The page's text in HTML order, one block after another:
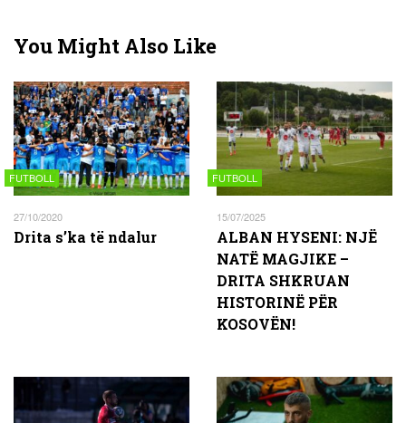
You Might Also Like
FUTBOLL
27/10/2020
Drita s’ka të ndalur
FUTBOLL
15/07/2025
ALBAN HYSENI: NJË
NATË MAGJIKE –
DRITA SHKRUAN
HISTORINË PËR
KOSOVËN!